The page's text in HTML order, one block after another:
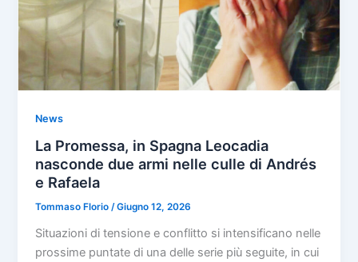
News
La Promessa, in Spagna Leocadia
nasconde due armi nelle culle di Andrés
e Rafaela
Tommaso Florio/Giugno 12, 2026
Situazioni di tensione e conflitto si intensificano nelle
prossime puntate di una delle serie più seguite, in cui